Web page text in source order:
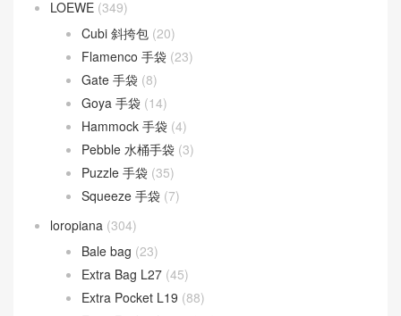
By The Way
Fendigraphy (18)
Peekaboo (107)
Sunshine(10)
Goyard(523)
Gucci (270)
LOEWE(349)
Cubi 斜挎包 (20)
Flamenco 手袋(23)
Gate 手袋
Goya 手袋(14)
Hammock 手袋(4)
Pebble 水桶手袋(3)